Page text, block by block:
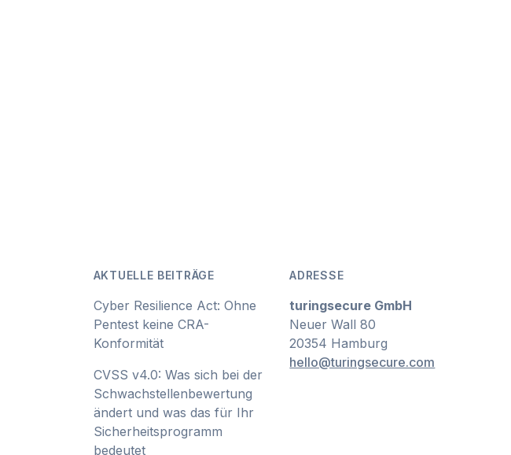
AKTUELLE BEITRÄGE
Cyber Resilience Act: Ohne
Pentest keine CRA-
Konformität
CVSS v4.0: Was sich bei der
Schwachstellenbewertung
ändert und was das für Ihr
Sicherheitsprogramm
bedeutet
ADRESSE
turingsecure GmbH
Neuer Wall 80
20354 Hamburg
hello@turingsecure.com